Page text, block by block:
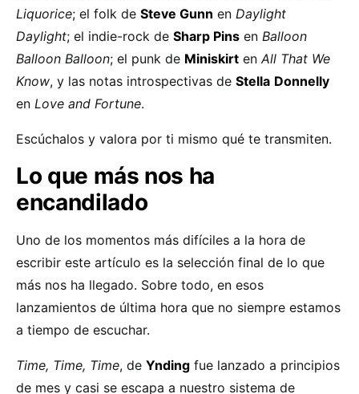
Liquorice; el folk de Steve Gunn en Daylight
Daylight; el indie-rock de Sharp Pins en Balloon
Balloon Balloon; el punk de Miniskirt en All That We
Know, y las notas introspectivas de Stella Donnelly
en Love and Fortune.
Escúchalos y valora por ti mismo qué te transmiten.
Lo que más nos ha
encandilado
Uno de los momentos más difíciles a la hora de
escribir este artículo es la selección final de lo que
más nos ha llegado. Sobre todo, en esos
lanzamientos de última hora que no siempre estamos
a tiempo de escuchar.
Time, Time, Time, de Ynding fue lanzado a principios
de mes y casi se escapa a nuestro sistema de